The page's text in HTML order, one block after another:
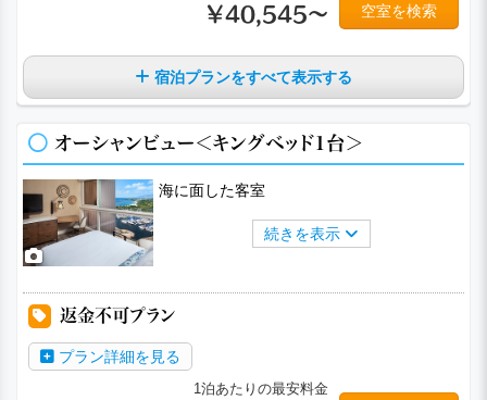
￥40,545～ 空室を検索
宿泊プランをすべて表示する
オーシャンビュー＜キングベッド1台＞
海に面した客室
続きを表示
返金不可プラン
プラン詳細を見る
1泊あたりの最安料金